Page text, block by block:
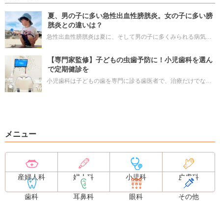
夏、男の子に多い急性出血性膀胱炎。女の子に多い膀
胱炎との違いは？
急性出血性膀胱炎は夏に、そして男の子に多くみられる病気で
あるのは膀胱炎と同じですが、真っ赤かコーヒー色の血尿が数
日続くのが特徴です。ママは驚いてしまうかもしれませんが、
水分を十分にとって、安静にしていれば治ります。
【専門家監修】子どもの虫歯予防に！小児歯科を選ん
で定期健診を
小児歯科は子どもの歯を専門に診る歯医者で、治療だけでなく
メニュー
産婦人科 婦人科 小児科 皮膚科
歯科 耳鼻科 眼科 その他